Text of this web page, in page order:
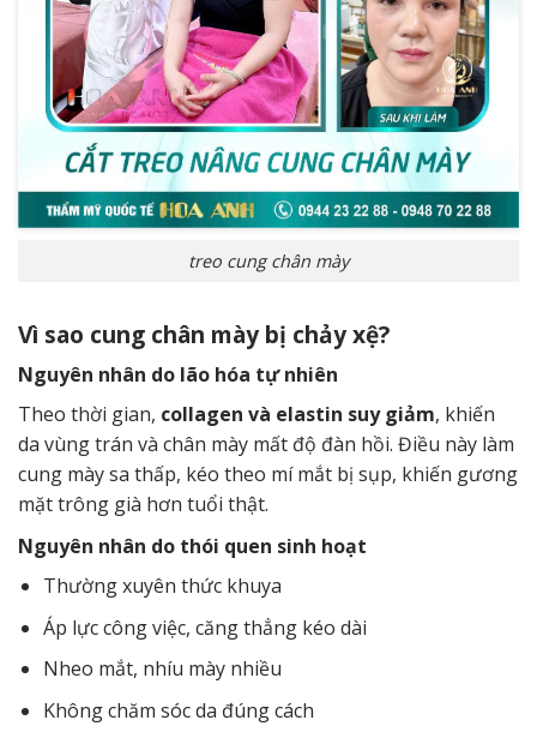
treo cung chân mày
Vì sao cung chân mày bị chảy xệ?
Nguyên nhân do lão hóa tự nhiên
Theo thời gian, collagen và elastin suy giảm, khiến
da vùng trán và chân mày mất độ đàn hồi. Điều này làm
cung mày sa thấp, kéo theo mí mắt bị sụp, khiến gương
mặt trông già hơn tuổi thật.
Nguyên nhân do thói quen sinh hoạt
Thường xuyên thức khuya
Áp lực công việc, căng thẳng kéo dài
Nheo mắt, nhíu mày nhiều
Không chăm sóc da đúng cách